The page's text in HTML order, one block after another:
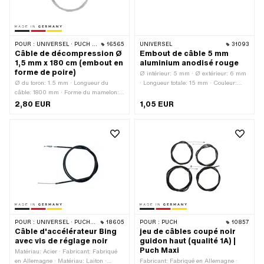
POUR : UNIVERSEL · PUCH · SACHS · PONY / CILO (BÊTA 521 & 512) · PIAGGIO · ZÜNDAPP BELMONDO 16565
Câble de décompression Ø
1,5 mm x 180 cm (embout en
forme de poire)
Ø du toron: 1.5 mm · Longueur du
câble: 1800 mm · Forme du mamelon:
ampoules · Ø du mamelon: 3.3 mm · Ø
du mamelon: 5 mm · Longueur
d'application: Standard · Pony numéro
2,80 EUR
UNIVERSEL 31093
Embout de câble 5 mm
aluminium anodisé rouge
Ø intérieur: 5 mm · Ø extérieur: 6 mm
· Longueur totale: 15 mm · Couleur:
Matériau: Aluminium · Surface:
anodisé
1,05 EUR
POUR : UNIVERSEL · PUCH · SACHS · ZÜNDAPP BELMONDO 18605
Câble d'accélérateur Bing
avec vis de réglage noir
Matériau: Acier · Fabricant: Fabriqué
en Allemagne · Matériau: Laiton ·
POUR : PUCH 10857
jeu de câbles coupé noir
guidon haut (qualité 1A) |
Puch Maxi
Fabricant: Fabriqué en Allemagne ·